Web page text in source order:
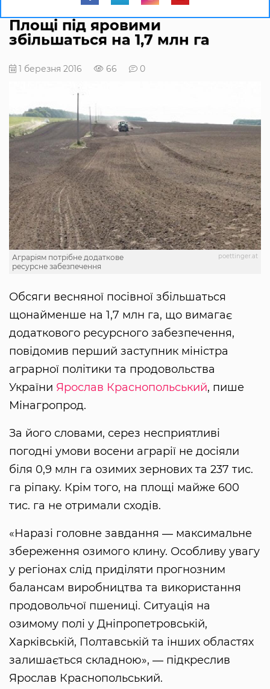
Площі під яровими
збільшаться на 1,7 млн га
1 березня 2016 66 0
poettinger.at
Аграріям потрібне додаткове
ресурсне забезпечення
Обсяги весняної посівної збільшаться
щонайменше на 1,7 млн га, що вимагає
додаткового ресурсного забезпечення,
повідомив перший заступник міністра
аграрної політики та продовольства
України Ярослав Краснопольський, пише
Мінагропрод.
За його словами, серез несприятливі
погодні умови восени аграрії не досіяли
біля 0,9 млн га озимих зернових та 237 тис.
га ріпаку. Крім того, на площі майже 600
тис. га не отримали сходів.
«Наразі головне завдання ― максимальне
збереження озимого клину. Особливу увагу
у регіонах слід приділяти прогнозним
балансам виробництва та використання
продовольчої пшениці. Ситуація на
озимому полі у Дніпропетровській,
Харківській, Полтавській та інших областях
залишається складною», ― підкреслив
Ярослав Краснопольський.